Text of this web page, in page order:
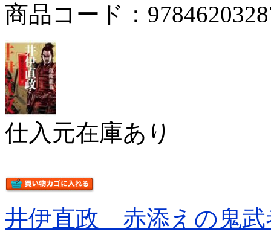
商品コード：
仕入元在庫あり
井伊直政 赤添えの鬼